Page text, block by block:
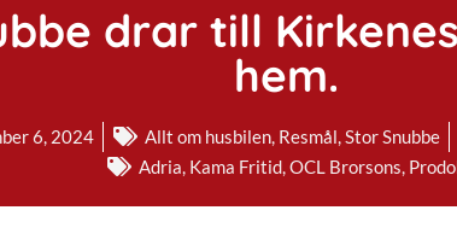
drar till
hem.
6, 2024 Allt om husbilen, Resmål,Stor Snubbe
Adria, Kama Fritid,OCL Brorsons,